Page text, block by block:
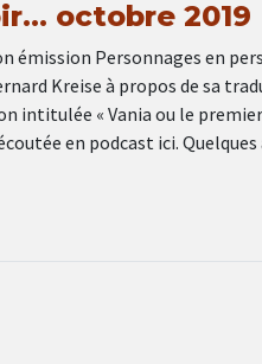
octobre 2019
émission Personnages en
Kreise à propos de sa
intitulée « Vania ou le
en podcast ici.